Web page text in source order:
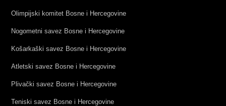
Olimpijski komitet Bosne i Hercegovine
Nogometni savez Bosne i Hercegovine
Košarkaški savez Bosne i Hercegovine
Atletski savez Bosne i Hercegovine
Plivački savez Bosne i Hercegovine
Teniski savez Bosne i Hercegovine